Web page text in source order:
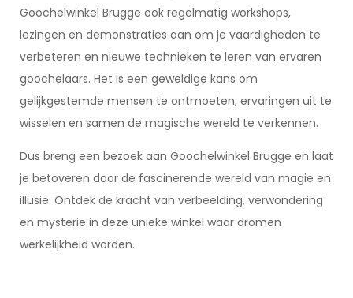
Goochelwinkel Brugge ook regelmatig workshops,
lezingen en demonstraties aan om je vaardigheden te
verbeteren en nieuwe technieken te leren van ervaren
goochelaars. Het is een geweldige kans om
gelijkgestemde mensen te ontmoeten, ervaringen uit te
wisselen en samen de magische wereld te verkennen.
Dus breng een bezoek aan Goochelwinkel Brugge en laat
je betoveren door de fascinerende wereld van magie en
illusie. Ontdek de kracht van verbeelding, verwondering
en mysterie in deze unieke winkel waar dromen
werkelijkheid worden.